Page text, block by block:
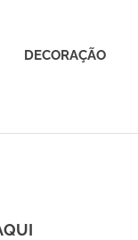
DECORAÇÃO